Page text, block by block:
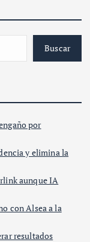
Buscar
por
y elimina la
aunque IA
con Alsea a la
resultados